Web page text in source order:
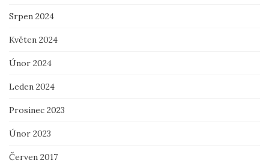
Srpen 2024
Květen 2024
Únor 2024
Leden 2024
Prosinec 2023
Únor 2023
Červen 2017